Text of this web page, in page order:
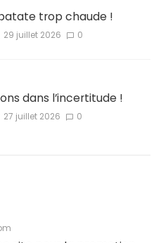
trop chaude !
29 juillet 2026 0
dans l’incertitude !
27 juillet 2026 0